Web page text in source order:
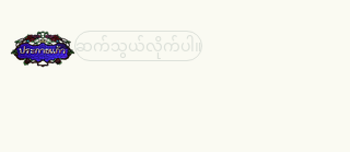
ဆက်သွယ်လိုက်ပါ။